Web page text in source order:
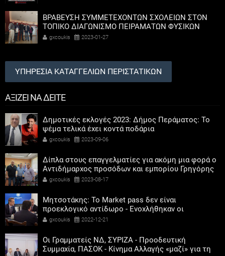
ΒΡΑΒΕΥΣΗ ΣΥΜΜΕΤΕΧΟΝΤΩΝ ΣΧΟΛΕΙΩΝ ΣΤΟΝ
ΤΟΠΙΚΟ ΔΙΑΓΩΝΙΣΜΟ ΠΕΙΡΑΜΑΤΩΝ ΦΥΣΙΚΩΝ
ΕΠΙΣΤΗΜΩΝ
gxcoukis 2023-01-27
ΥΠΗΡΕΣΙΑ ΚΑΤΑΓΓΕΛΙΩΝ ΠΕΡΙΣΤΑΤΙΚΩΝ
ΑΞΙΖΕΙ ΝΑ ΔΕΙΤΕ
Δημοτικές εκλογές 2023: Δήμος Περάματος: Το
ψέμα τελικά έχει κοντά ποδάρια
gxcoukis 2023-09-06
Δίπλα στους επαγγελματίες για ακόμη μια φορά ο
Αντιδήμαρχος προσόδων και εμπορίου Γρηγόρης
Καψοκόλης
gxcoukis 2023-08-17
Μητσοτάκης: Το Market pass δεν είναι
προεκλογικό αντίδωρο - Ενοχλήθηκαν οι
αριστεροί του χαβιαριού
gxcoukis 2022-12-21
Οι Γραμματείς ΝΔ, ΣΥΡΙΖΑ - Προοδευτική
Συμμαχία, ΠΑΣΟΚ - Κίνημα Αλλαγής «μαζί» για τη